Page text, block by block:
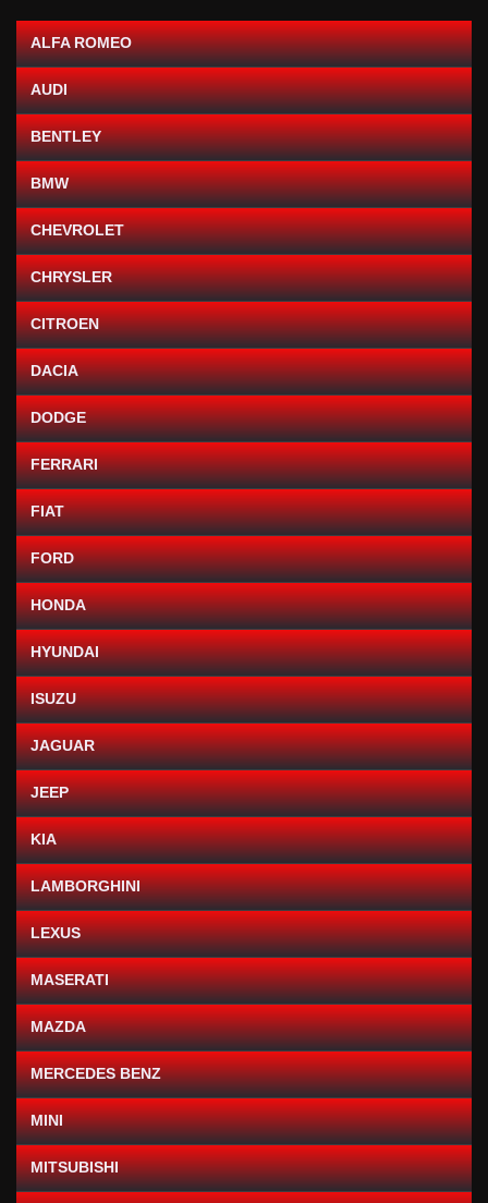
ALFA ROMEO
AUDI
BENTLEY
BMW
CHEVROLET
CHRYSLER
CITROEN
DACIA
DODGE
FERRARI
FIAT
FORD
HONDA
HYUNDAI
ISUZU
JAGUAR
JEEP
KIA
LAMBORGHINI
LEXUS
MASERATI
MAZDA
MERCEDES BENZ
MINI
MITSUBISHI